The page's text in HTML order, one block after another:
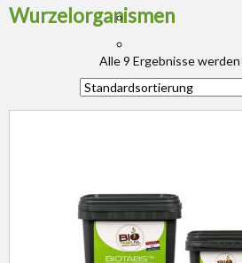
Wurzelorganismen
Alle 9 Ergebnisse